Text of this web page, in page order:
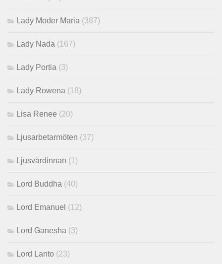
Lady Moder Maria (387)
Lady Nada (167)
Lady Portia (3)
Lady Rowena (18)
Lisa Renee (20)
Ljusarbetarmöten (37)
Ljusvärdinnan (1)
Lord Buddha (40)
Lord Emanuel (12)
Lord Ganesha (3)
Lord Lanto (23)